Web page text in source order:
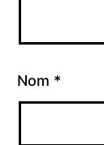
Nom *